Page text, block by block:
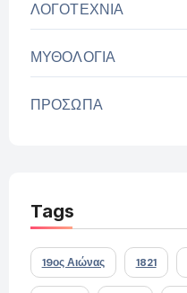
ΛΟΓΟΤΕΧΝΙΑ
ΜΥΘΟΛΟΓΙΑ
ΠΡΟΣΩΠΑ
Tags
19ος Αιώνας 1821